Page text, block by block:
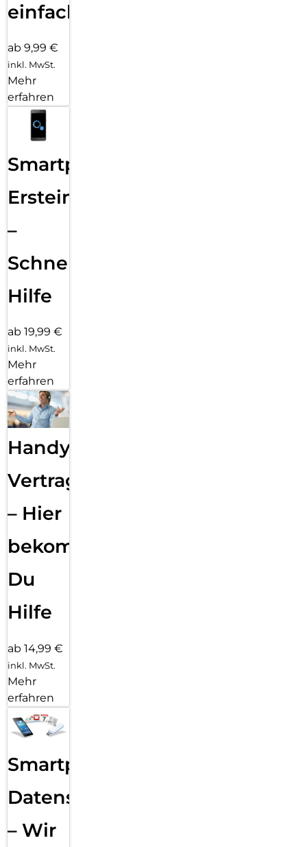
einfach
ab 9,99 €
inkl. MwSt.
Mehr
erfahren
Smartphone
Ersteinrichtung
–
Schnelle
Hilfe
ab 19,99 €
inkl. MwSt.
Mehr
erfahren
Handy
Vertragsabwicklung
– Hier
bekommst
Du
Hilfe
ab 14,99 €
inkl. MwSt.
Mehr
erfahren
Smartphone
Datensicherung
– Wir